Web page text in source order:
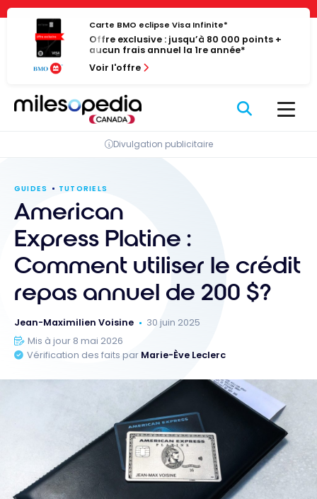
Panneau de gestion des cookies
Passer
contenu
Carte BMO eclipse Visa Infinite*
Offre exclusive : jusqu’à 80 000 points +
aucun frais annuel la 1re année*
Voir l'offre
Divulgation publicitaire
GUIDES TUTORIELS
American
Express Platine :
Comment utiliser le crédit
repas annuel de 200 $?
Jean-Maximilien Voisine
30 juin 2025
Mis à jour 8 mai 2026
Vérification des faits par Marie-Ève Leclerc